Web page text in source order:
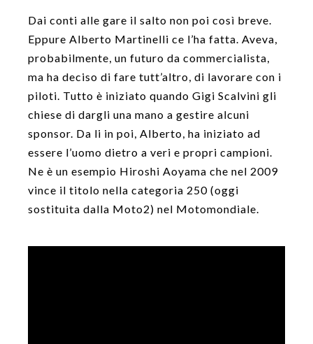
Dai conti alle gare il salto non poi così breve.
Eppure Alberto Martinelli ce l’ha fatta. Aveva,
probabilmente, un futuro da commercialista,
ma ha deciso di fare tutt’altro, di lavorare con i
piloti. Tutto è iniziato quando Gigi Scalvini gli
chiese di dargli una mano a gestire alcuni
sponsor. Da li in poi, Alberto, ha iniziato ad
essere l’uomo dietro a veri e propri campioni.
Ne è un esempio Hiroshi Aoyama che nel 2009
vince il titolo nella categoria 250 (oggi
sostituita dalla Moto2) nel Motomondiale.